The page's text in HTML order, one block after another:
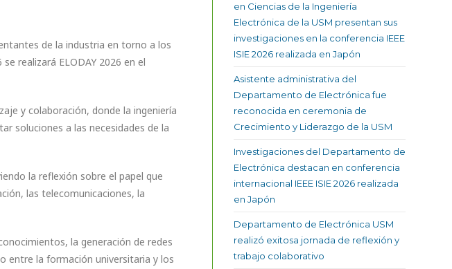
de la industria en torno a los
realizará ELODAY 2026 en el
y colaboración, donde la ingeniería
soluciones a las necesidades de la
la reflexión sobre el papel que
las telecomunicaciones, la
la generación de redes
entre la formación universitaria y los
en Ciencias de la Ingeniería
Electrónica de la USM presentan sus
investigaciones en la conferencia IEEE
ISIE 2026 realizada en Japón
Asistente administrativa del
Departamento de Electrónica fue
reconocida en ceremonia de
Crecimiento y Liderazgo de la USM
Investigaciones del Departamento de
Electrónica destacan en conferencia
internacional IEEE ISIE 2026 realizada
en Japón
Departamento de Electrónica USM
realizó exitosa jornada de reflexión y
trabajo colaborativo